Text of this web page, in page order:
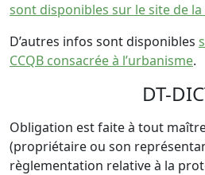
sont disponibles sur le site de la
D’autres infos sont disponibles
CCQB consacrée à l’urbanisme.
DT-
Obligation est faite à tout
(propriétaire ou son
règlementation relative à la